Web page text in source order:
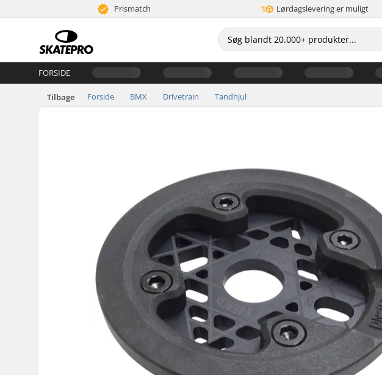
Prismatch Lørdagslevering er muligt
FORSIDE
Tilbage Forside BMX Drivetrain Tandhjul